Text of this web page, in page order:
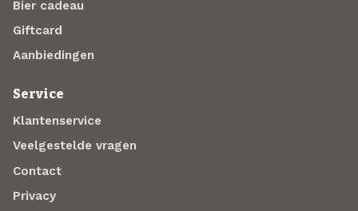
Bier cadeau
Giftcard
Aanbiedingen
Service
Klantenservice
Veelgestelde vragen
Contact
Privacy